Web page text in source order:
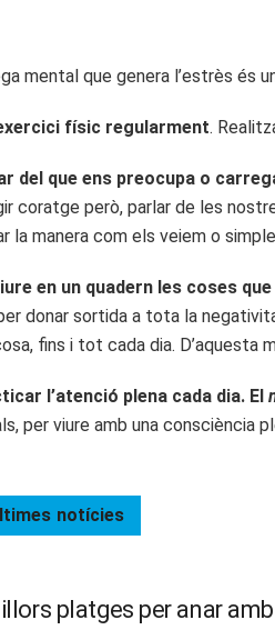
mental que genera l’estrès és
físic regularment.
del que ens preocupa o
coratge però, parlar de les
la manera com els veiem o
en un quadern les coses
donar sortida a tota la
fins i tot cada dia. D’aquesta
l’atenció plena cada dia. El
per viure amb una consciència
notícies
platges per anar